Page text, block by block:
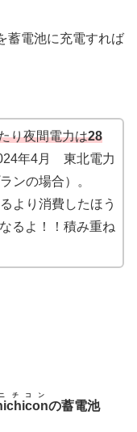
蓄電池に充電すれば
り夜間電力は28
年4月 東北電力
ンの場合）。
より消費したほう
るよ！！積み重ね
チコン
の蓄電池